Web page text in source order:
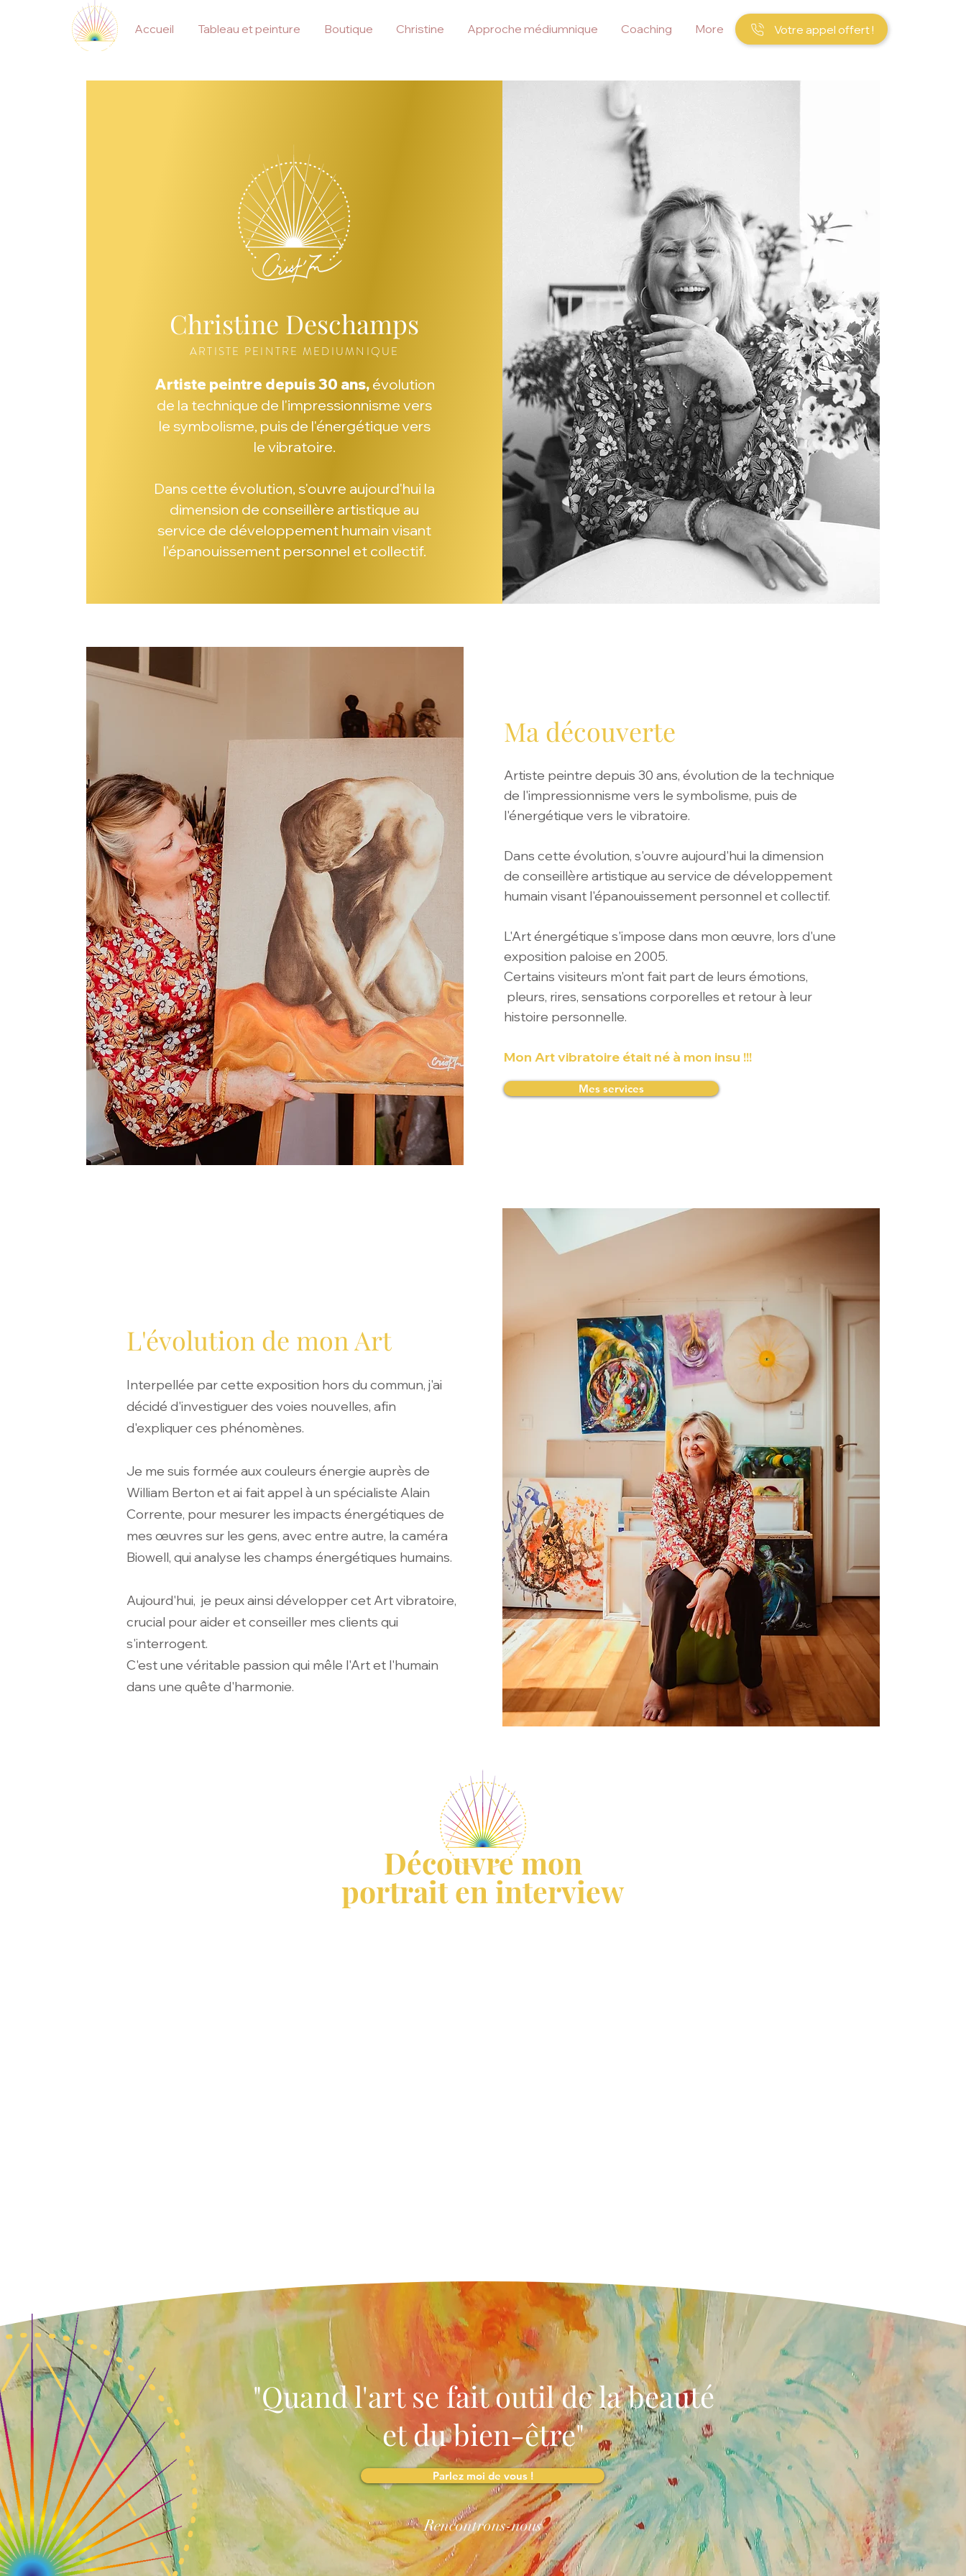
Accueil Tableau et peinture Boutique Christine Approche médiumnique Coaching More Votre appel offert !
Christine Deschamps
ARTISTE PEINTRE MEDIUMNIQUE
Artiste peintre depuis 30 ans,évolution
de la technique de l'impressionnisme vers
le symbolisme, puis de l'énergétique vers
le vibratoire.
Dans cette évolution, s'ouvre aujourd'hui la
dimension de conseillère artistique au
service de développement humain visant
l'épanouissement personnel et collectif.
Ma découverte
Artiste peintre depuis 30 ans, évolution de la technique
de l'impressionnisme vers le symbolisme, puis de
l'énergétique vers le vibratoire.
Dans cette évolution, s'ouvre aujourd'hui la dimension
de conseillère artistique au service de développement
humain visant l'épanouissement personnel et collectif.
L'Art énergétique s'impose dans mon œuvre, lors d'une
exposition paloise en 2005.
Certains visiteurs m'ont fait part de leurs émotions,
pleurs, rires, sensations corporelles et retour à leur
histoire personnelle.
Mon Art vibratoire était né à mon insu !!!
Mes services
L'évolution de mon Art
Interpellée par cette exposition hors du commun, j'ai
décidé d'investiguer des voies nouvelles, afin
d'expliquer ces phénomènes.
Je me suis formée aux couleurs énergie auprès de
William Berton et ai fait appel à un spécialiste Alain
Corrente, pour mesurer les impacts énergétiques de
mes œuvres sur les gens, avec entre autre, la caméra
Biowell, qui analyse les champs énergétiques humains.
Aujourd'hui, je peux ainsi développer cet Art vibratoire,
crucial pour aider et conseiller mes clients qui
s'interrogent.
C'est une véritable passion qui mêle l'Art et l'humain
dans une quête d'harmonie.
Découvre mon
portrait en interview
"Quand l'art se fait outil de la beauté
et du bien-être"
Parlez moi de vous !
Rencontrons-nous